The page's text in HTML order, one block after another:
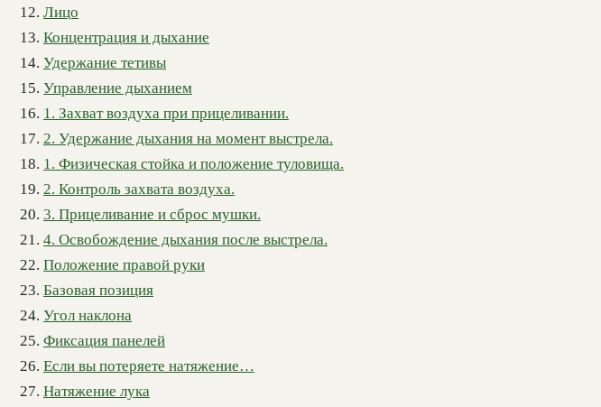
Лицо
Концентрация и дыхание
Удержание тетивы
Управление дыханием
1. Захват воздуха при прицеливании.
2. Удержание дыхания на момент выстрела.
1. Физическая стойка и положение туловища.
2. Контроль захвата воздуха.
3. Прицеливание и сброс мушки.
4. Освобождение дыхания после выстрела.
Положение правой руки
Базовая позиция
Угол наклона
Фиксация панелей
Если вы потеряете натяжение…
Натяжение лука